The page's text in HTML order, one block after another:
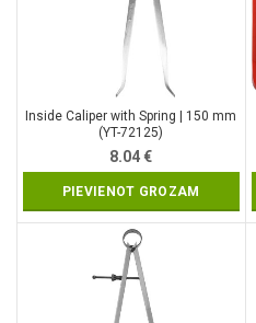
Inside Caliper with Spring | 150 mm
(YT-72125)
8.04€
PIEVIENOT GROZAM